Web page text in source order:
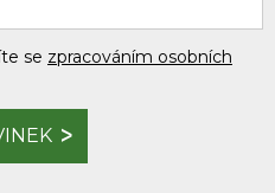
se zpracováním osobních